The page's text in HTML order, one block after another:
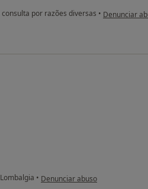
consulta por razões diversas • na opinião
Denunciar
Lombalgia • na opinião do utilizador paciente
Denunciar abuso